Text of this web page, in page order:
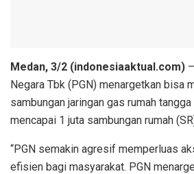
Medan, 3/2 (indonesiaaktual.com)
Negara Tbk (PGN) menargetkan bisa
sambungan jaringan gas rumah
mencapai 1 juta sambungan rumah
“PGN semakin agresif memperluas
efisien bagi masyarakat. PGN